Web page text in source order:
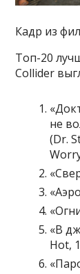
Кадр из
Топ-20
Collider
не
(Dr.
«В
Hot,